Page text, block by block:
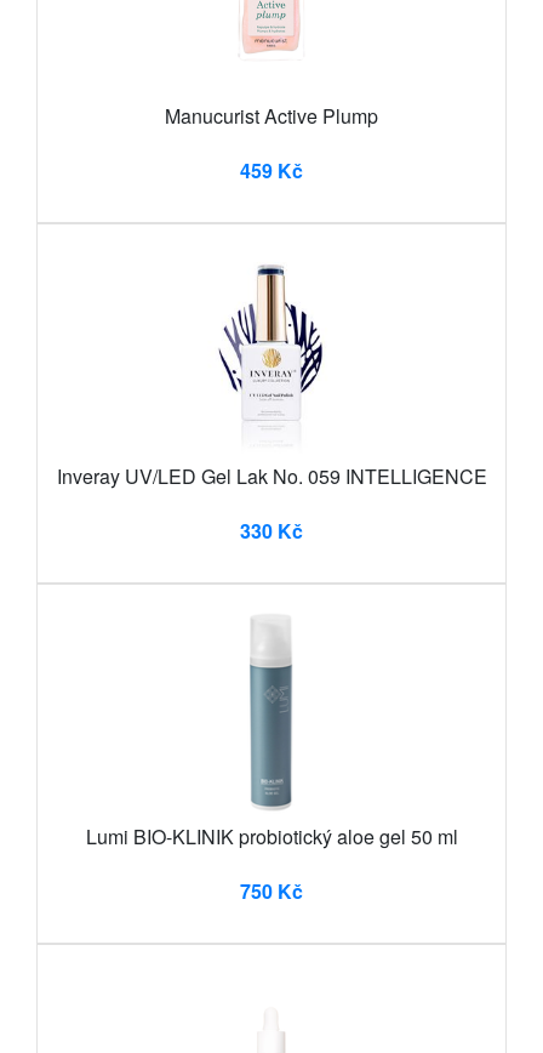
Manucurist Active Plump
459 Kč
Inveray UV/LED Gel Lak No. 059 INTELLIGENCE
330 Kč
Lumi BIO-KLINIK probiotický aloe gel 50 ml
750 Kč